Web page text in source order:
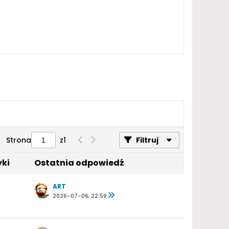
Strona z1 Filtruj
Ostatnia odpowiedź
ART
2026-07-06, 22:59